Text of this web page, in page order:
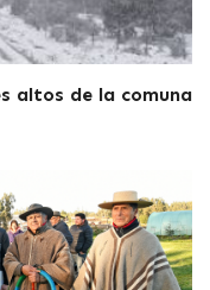
altos de la comuna